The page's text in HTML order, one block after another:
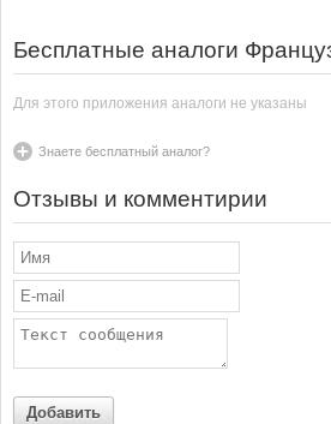
Бесплатные аналоги
Для этого приложения аналоги не указаны
Знаете бесплатный аналог?
Отзывы и комментирии
Добавить